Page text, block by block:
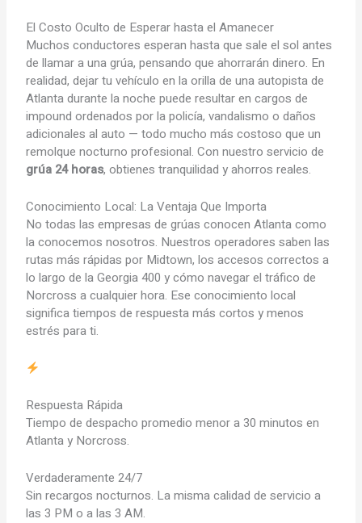
El Costo Oculto de Esperar hasta el Amanecer
Muchos conductores esperan hasta que sale el sol antes
de llamar a una grúa, pensando que ahorrarán dinero. En
realidad, dejar tu vehículo en la orilla de una autopista de
Atlanta durante la noche puede resultar en cargos de
impound ordenados por la policía, vandalismo o daños
adicionales al auto — todo mucho más costoso que un
remolque nocturno profesional. Con nuestro servicio de
grúa 24 horas, obtienes tranquilidad y ahorros reales.
Conocimiento Local: La Ventaja Que Importa
No todas las empresas de grúas conocen Atlanta como
la conocemos nosotros. Nuestros operadores saben las
rutas más rápidas por Midtown, los accesos correctos a
lo largo de la Georgia 400 y cómo navegar el tráfico de
Norcross a cualquier hora. Ese conocimiento local
significa tiempos de respuesta más cortos y menos
estrés para ti.
Respuesta Rápida
Tiempo de despacho promedio menor a 30 minutos en
Atlanta y Norcross.
Verdaderamente 24/7
Sin recargos nocturnos. La misma calidad de servicio a
las 3 PM o a las 3 AM.